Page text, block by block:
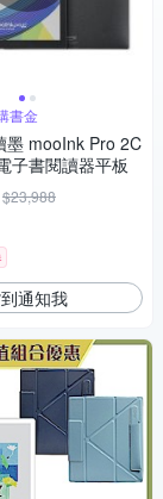
書金
墨 mooInk Pro 2C
子書閱讀器平板
$23,988
通知我